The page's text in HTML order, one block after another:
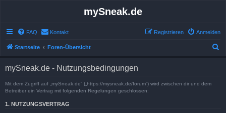
mySneak.de
FAQ Kontakt Anmelden
Registrieren
Startseite Foren-Übersicht
mySneak.de - Nutzungsbedingungen
Mit dem Zugriff auf „mySneak.de“ („https://mysneak.de/forum“) wird zwischen dir und dem
Betreiber ein Vertrag mit folgenden Regelungen geschlossen:
1. NUTZUNGSVERTRAG